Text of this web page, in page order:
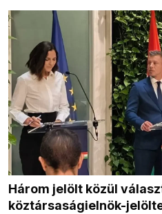
Három jelölt közül
köztársaságielnök-